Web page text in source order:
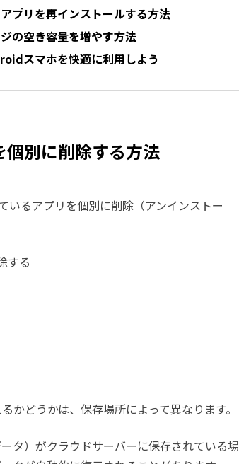
プリを再インストールする方法
の空き容量を増やす方法
スマホを快適に利用しよう
別に削除する方法
るアプリを個別に削除（アンインストー
する
かどうかは、保存場所によって異なります。
タ）がクラウドサーバーに保存されている場